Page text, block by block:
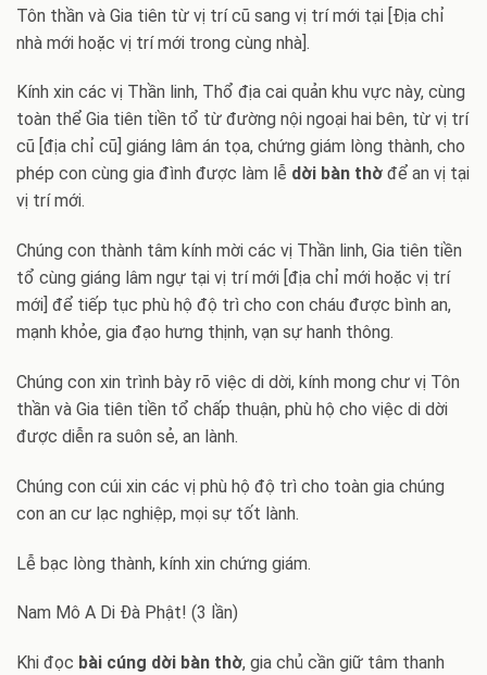
Tôn thần và Gia tiên từ vị trí cũ sang vị trí mới tại [Địa chỉ
nhà mới hoặc vị trí mới trong cùng nhà].
Kính xin các vị Thần linh, Thổ địa cai quản khu vực này, cùng
toàn thể Gia tiên tiền tổ từ đường nội ngoại hai bên, từ vị trí
cũ [địa chỉ cũ] giáng lâm án tọa, chứng giám lòng thành, cho
phép con cùng gia đình được làm lễ dời bàn thờ để an vị tại
vị trí mới.
Chúng con thành tâm kính mời các vị Thần linh, Gia tiên tiền
tổ cùng giáng lâm ngự tại vị trí mới [địa chỉ mới hoặc vị trí
mới] để tiếp tục phù hộ độ trì cho con cháu được bình an,
mạnh khỏe, gia đạo hưng thịnh, vạn sự hanh thông.
Chúng con xin trình bày rõ việc di dời, kính mong chư vị Tôn
thần và Gia tiên tiền tổ chấp thuận, phù hộ cho việc di dời
được diễn ra suôn sẻ, an lành.
Chúng con cúi xin các vị phù hộ độ trì cho toàn gia chúng
con an cư lạc nghiệp, mọi sự tốt lành.
Lễ bạc lòng thành, kính xin chứng giám.
Nam Mô A Di Đà Phật! (3 lần)
Khi đọc bài cúng dời bàn thờ, gia chủ cần giữ tâm thanh